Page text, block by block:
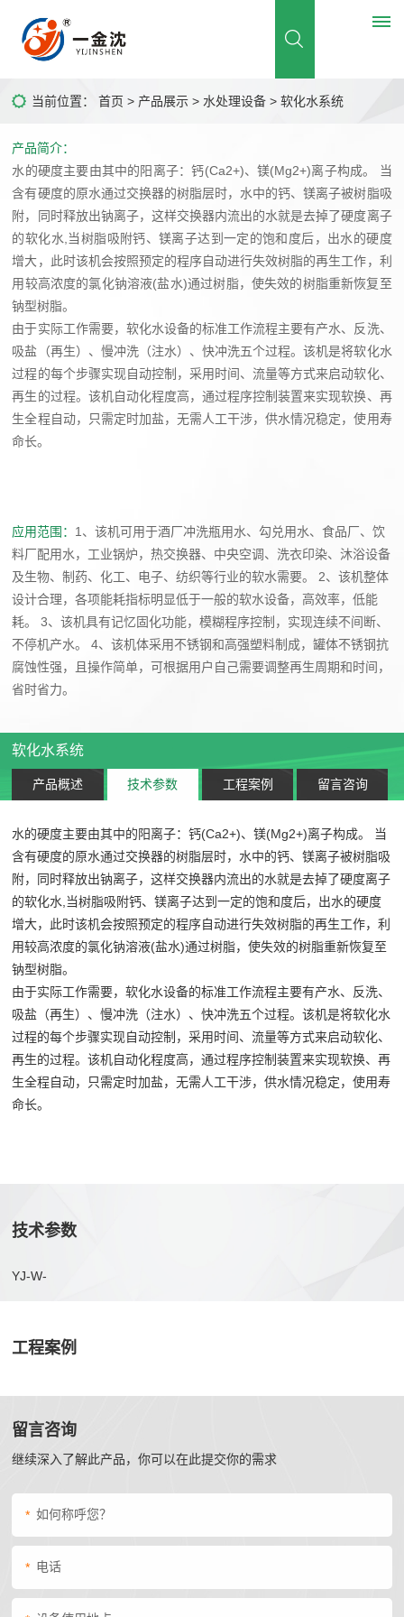
关
于
公
简
介
化
资
质
证
新
中
新
行
业
新
体
道
品
展
示
酒
处
水
理
设
各
类
水
材
例
进
工
艺
后
服
系
们
当前位置：首页 > 产品展示 >水处理设备 > 软化水系统
产品简介：
水的硬度主要由其中的阳离子：钙(Ca2+)、镁(Mg2+)离子构成。 当
含有硬度的原水通过交换器的树脂层时，水中的钙、镁离子被树脂吸
附，同时释放出钠离子，这样交换器内流出的水就是去掉了硬度离子
的软化水,当树脂吸附钙、镁离子达到一定的饱和度后，出水的硬度
增大，此时该机会按照预定的程序自动进行失效树脂的再生工作，利
用较高浓度的氯化钠溶液(盐水)通过树脂，使失效的树脂重新恢复至
钠型树脂。
由于实际工作需要，软化水设备的标准工作流程主要有产水、反洗、
吸盐（再生）、慢冲洗（注水）、快冲洗五个过程。该机是将软化水
过程的每个步骤实现自动控制，采用时间、流量等方式来启动软化、
再生的过程。该机自动化程度高，通过程序控制装置来实现软换、再
生全程自动，只需定时加盐，无需人工干涉，供水情况稳定，使用寿
命长。
应用范围： 1、该机可用于酒厂冲洗瓶用水、勾兑用水、食品厂、饮
料厂配用水，工业锅炉，热交换器、中央空调、洗衣印染、沐浴设备
及生物、制药、化工、电子、纺织等行业的软水需要。 2、该机整体
设计合理，各项能耗指标明显低于一般的软水设备，高效率，低能
耗。 3、该机具有记忆固化功能，模糊程序控制，实现连续不间断、
不停机产水。 4、该机体采用不锈钢和高强塑料制成，罐体不锈钢抗
腐蚀性强，且操作简单，可根据用户自己需要调整再生周期和时间，
省时省力。
软化水系统
产品概述 技术参数 工程案例 留言咨询
水的硬度主要由其中的阳离子：钙(Ca2+)、镁(Mg2+)离子构成。 当
含有硬度的原水通过交换器的树脂层时，水中的钙、镁离子被树脂吸
附，同时释放出钠离子，这样交换器内流出的水就是去掉了硬度离子
的软化水,当树脂吸附钙、镁离子达到一定的饱和度后，出水的硬度
增大，此时该机会按照预定的程序自动进行失效树脂的再生工作，利
用较高浓度的氯化钠溶液(盐水)通过树脂，使失效的树脂重新恢复至
钠型树脂。
由于实际工作需要，软化水设备的标准工作流程主要有产水、反洗、
吸盐（再生）、慢冲洗（注水）、快冲洗五个过程。该机是将软化水
过程的每个步骤实现自动控制，采用时间、流量等方式来启动软化、
再生的过程。该机自动化程度高，通过程序控制装置来实现软换、再
生全程自动，只需定时加盐，无需人工干涉，供水情况稳定，使用寿
命长。
技术参数
YJ-W-
工程案例
留言咨询
继续深入了解此产品，你可以在此提交你的需求
*
*